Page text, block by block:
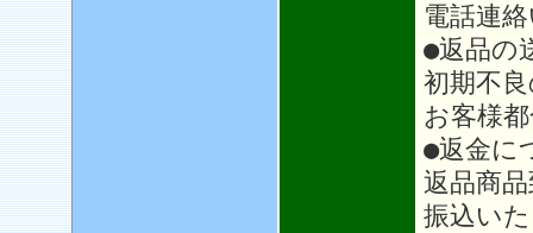
電話連
●返品の
初期不
お客様
●返金に
返品商
振込い